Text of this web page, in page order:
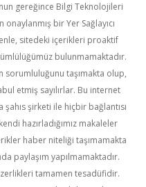
gereğince Bilgi Teknolojileri
bir Yer Sağlayıcı
sitedeki içerikleri proaktif
bulunmamaktadır.
sorumluluğunu taşımakta olup,
etmiş sayılırlar. Bu internet
şirketi ile hiçbir bağlantısı
hazırladığımız makaleler
haber niteliği taşımamakta
paylaşım yapılmamaktadır.
tamamen tesadüfidir.